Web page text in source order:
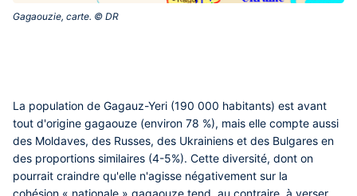
Gagaouzie, carte. © DR‎
La population de Gagauz-Yeri (190 000 habitants) est avant
tout d'origine gagaouze (environ 78 %), mais elle compte aussi
des Moldaves, des Russes, des Ukrainiens et des Bulgares en
des proportions similaires (4-5%). Cette diversité, dont on
pourrait craindre qu'elle n'agisse négativement sur la